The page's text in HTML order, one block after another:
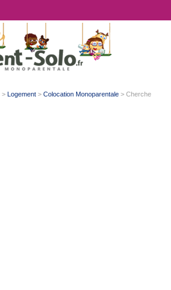
> Logement> Colocation Monoparentale> Cherche